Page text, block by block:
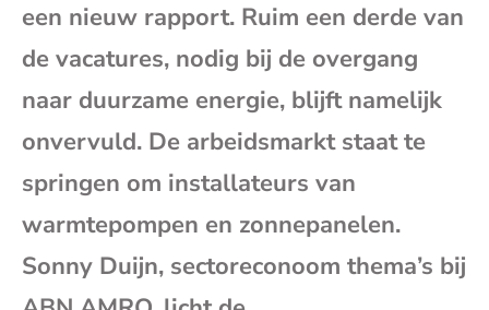
een nieuw rapport. Ruim een derde van
de vacatures, nodig bij de overgang
naar duurzame energie, blijft namelijk
onvervuld. De arbeidsmarkt staat te
springen om installateurs van
warmtepompen en zonnepanelen.
Sonny Duijn, sectoreconoom thema’s bij